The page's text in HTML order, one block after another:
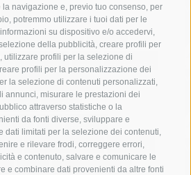
navigazione e, previo tuo consenso, per
potremmo utilizzare i tuoi dati per le
su dispositivo e/o accedervi,
della pubblicità, creare profili per
utilizzare profili per la selezione di
profili per la personalizzazione dei
la selezione di contenuti personalizzati,
annunci, misurare le prestazioni dei
attraverso statistiche o la
da fonti diverse, sviluppare e
dati limitati per la selezione dei contenuti,
e rilevare frodi, correggere errori,
e contenuto, salvare e comunicare le
e combinare dati provenienti da altre fonti
anas
campanella
arresto
di porto capri
carabinieri
circumvesuviana
contagi
19 eav
elezioni
gori guardia costiera
incidente
mare
massa lubrense